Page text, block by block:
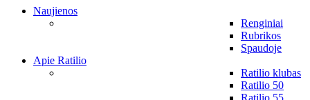
Naujienos
Renginiai
Rubrikos
Spaudoje
Apie Ratilio
Ratilio klubas
Ratilio 50
Ratilio 55